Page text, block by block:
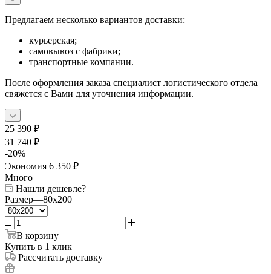
Предлагаем несколько вариантов доставки:
курьерская;
самовывоз с фабрики;
транспортные компании.
После оформления заказа специалист логистического отдела
свяжется с Вами для уточнения информации.
25 390 ₽
31 740 ₽
-20%
Экономия 6 350 ₽
Много
Нашли дешевле?
Размер—80x200
В корзину
Купить в 1 клик
Рассчитать доставку